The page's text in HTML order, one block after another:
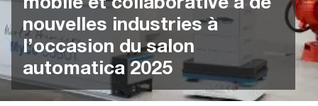
nouvelles industries à
l’occasion du salon
automatica 2025